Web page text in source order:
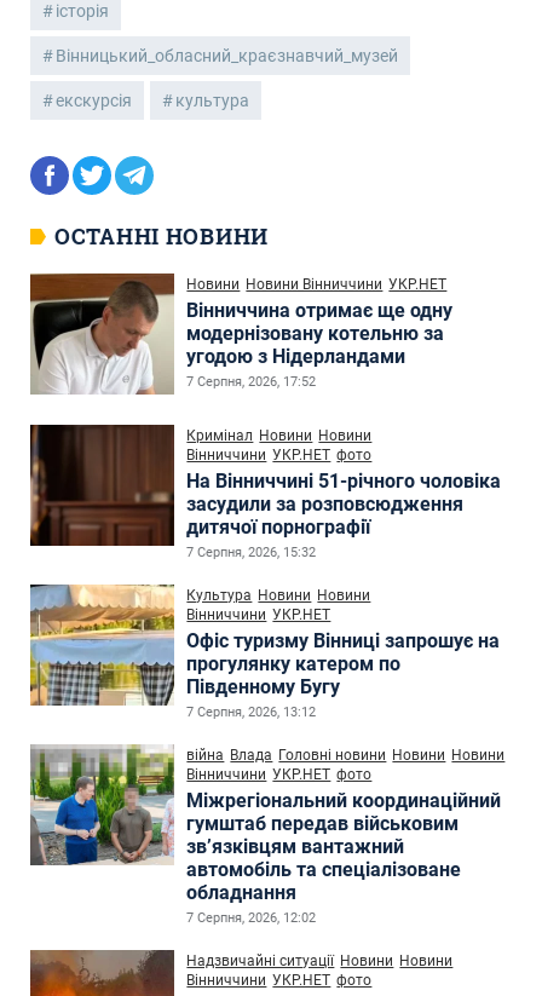
історія
Вінницький_обласний_краєзнавчий_музей
екскурсія культура
ОСТАННІ НОВИНИ
Новини Новини Вінниччини УКР.НЕТ
Вінниччина отримає ще одну
модернізовану котельню за
угодою з Нідерландами
7 Серпня, 2026, 17:52
Кримінал Новини Новини
Вінниччини УКР.НЕТ фото
На Вінниччині 51-річного чоловіка
засудили за розповсюдження
дитячої порнографії
7 Серпня, 2026, 15:32
Культура Новини Новини
Вінниччини УКР.НЕТ
Офіс туризму Вінниці запрошує на
прогулянку катером по
Південному Бугу
7 Серпня, 2026, 13:12
війна Влада Головні новини Новини Новини
Вінниччини УКР.НЕТ фото
Міжрегіональний координаційний
гумштаб передав військовим
зв’язківцям вантажний
автомобіль та спеціалізоване
обладнання
7 Серпня, 2026, 12:02
Надзвичайні ситуації Новини Новини
Вінниччини УКР.НЕТ фото